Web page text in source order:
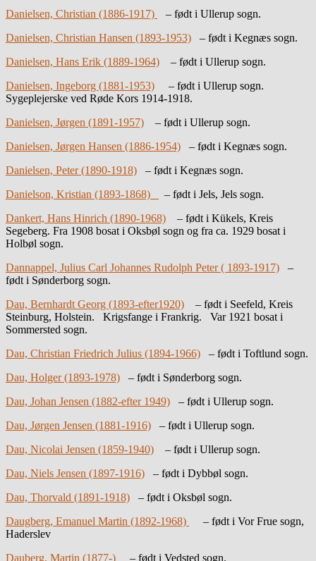
Danielsen, Christian (1886-1917)
– født i Ullerup sogn.
Danielsen, Christian Hansen (1893-1953) – født i Kegnæs sogn.
Danielsen, Hans Erik (1889-1964) – født i Ullerup sogn.
Danielsen, Ingeborg (1881-1953) – født i Ullerup sogn.
Sygeplejerske ved Røde Kors 1914-1918.
Danielsen, Jørgen (1891-1957) – født i Ullerup sogn.
Danielsen, Jørgen Hansen (1886-1954) – født i Kegnæs sogn.
Danielsen, Peter (1890-1918) – født i Kegnæs sogn.
Danielson, Kristian (1893-1868)
– født i Jels, Jels sogn.
Dankert, Hans Hinrich (1890-1968) – født i Kükels, Kreis
Segeberg. Fra 1908 bosat i Oksbøl sogn og fra ca. 1929 bosat i
Holbøl sogn.
Dannappel, Julius Carl Johannes Rudolph Peter ( 1893-1917) –
født i Sønderborg sogn.
Dau, Bernhardt Georg (1893-efter1920) – født i Seefeld, Kreis
Steinburg, Holstein. Krigsfange i Frankrig. Var 1921 bosat i
Sommersted sogn.
Dau, Christian Friedrich Julius (1894-1966) – født i Toftlund sogn.
Dau, Holger (1893-1978) – født i Sønderborg sogn.
Dau, Johan Jensen (1882-efter 1949) – født i Ullerup sogn.
Dau, Jørgen Jensen (1881-1916) – født i Ullerup sogn.
Dau, Nicolai Jensen (1859-1940) – født i Ullerup sogn.
Dau, Niels Jensen (1897-1916) – født i Dybbøl sogn.
Dau, Thorvald (1891-1918) – født i Oksbøl sogn.
Daugberg, Emanuel Martin (1892-1968)
– født i Vor Frue sogn,
Haderslev
Dauberg, Martin (1877-) – født i Vedsted sogn.